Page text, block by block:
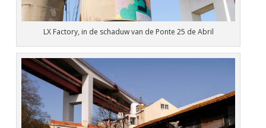
LX Factory, in de schaduw van de Ponte 25 de Abril